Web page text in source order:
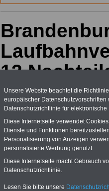
13
PDF-SERVICE: Zehn
und Beamte zum Komplettpreis von
Brandenburginteressant. Sie
und ausdrucken: Beamtenrecht,
Tarifrecht, Berufseinstieg und
Dienst
>>>mehr Informationen
>>>zur
Unsere Website beachtet die
europäischer
Datenschutzrichtlinie für
Diese Internetseite verwendet
Dienste und Funktionen
Personalisierung von Anzeigen
personalisierte Werbung genutzt.
Diese Internetseite macht Gebrauch
Datenschutzrichtlinie.
Lesen Sie bitte unsere